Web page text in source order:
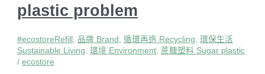
plastic problem
#ecostoreRefill , 品牌 Brand ,循環再造 Recycling,環保生活
Sustainable Living,環境 Environment, 蔗糖塑料 Sugar plastic
/ecostore